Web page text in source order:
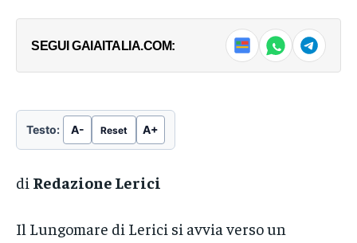
SEGUI GAIAITALIA.COM:
Testo: A- Reset A+
di Redazione Lerici
Il Lungomare di Lerici si avvia verso un